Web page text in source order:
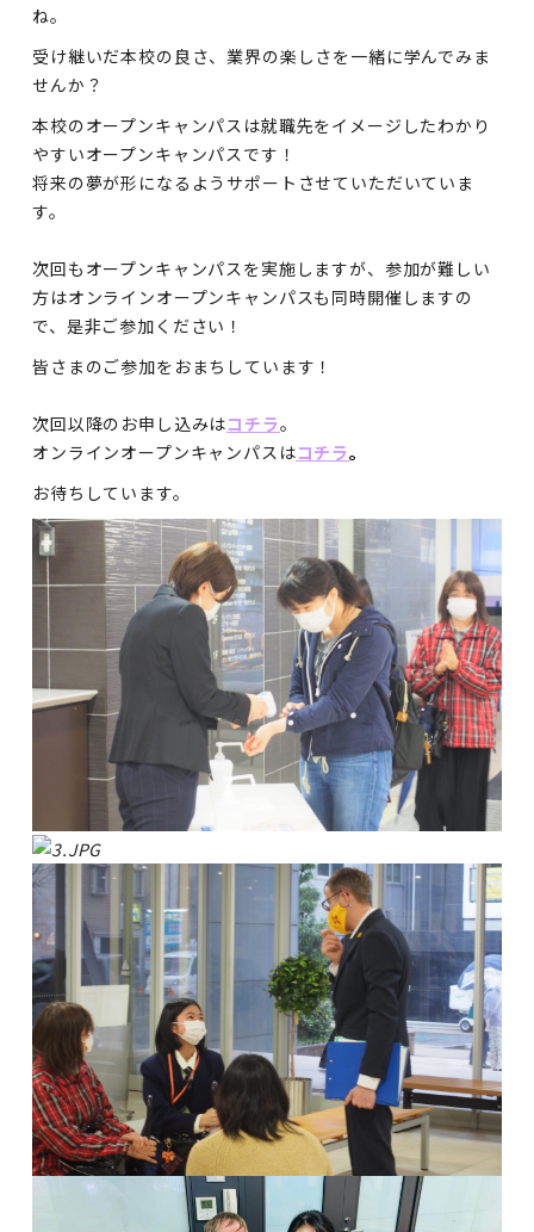
ね。
受け継いだ本校の良さ、業界の楽しさを一緒に学んでみま
せんか？
本校のオープンキャンパスは就職先をイメージしたわかり
やすいオープンキャンパスです！
将来の夢が形になるようサポートさせていただいていま
す。
次回もオープンキャンパスを実施しますが、参加が難しい
方はオンラインオープンキャンパスも同時開催しますの
で、是非ご参加ください！
皆さまのご参加をおまちしています！
次回以降のお申し込みはコチラ。
オンラインオープンキャンパスはコチラ。
お待ちしています。